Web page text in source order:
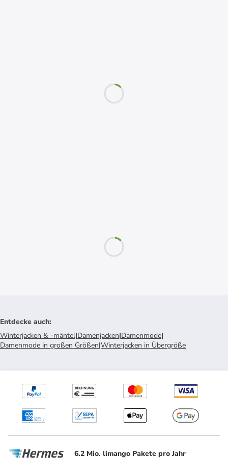
Entdecke auch:
Winterjacken & -mäntel|Damenjacken|Damenmode|
Damenmode in großen Größen|Winterjacken in Übergröße
6.2 Mio. limango Pakete pro Jahr